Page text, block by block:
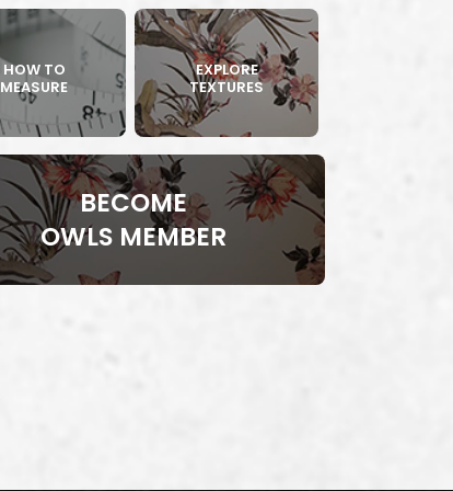
HOW TO
MEASURE
EXPLORE
TEXTURES
BECOME
OWLS MEMBER